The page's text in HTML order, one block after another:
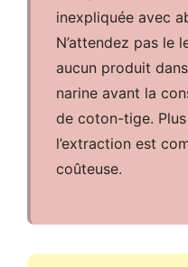
inexpliquée avec
N’attendez pas le
aucun produit
narine avant la
de coton-tige.
l’extraction est
coûteuse.